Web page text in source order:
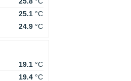
25.1 °C
24.9 °C
19.1 °C
19.4 °C